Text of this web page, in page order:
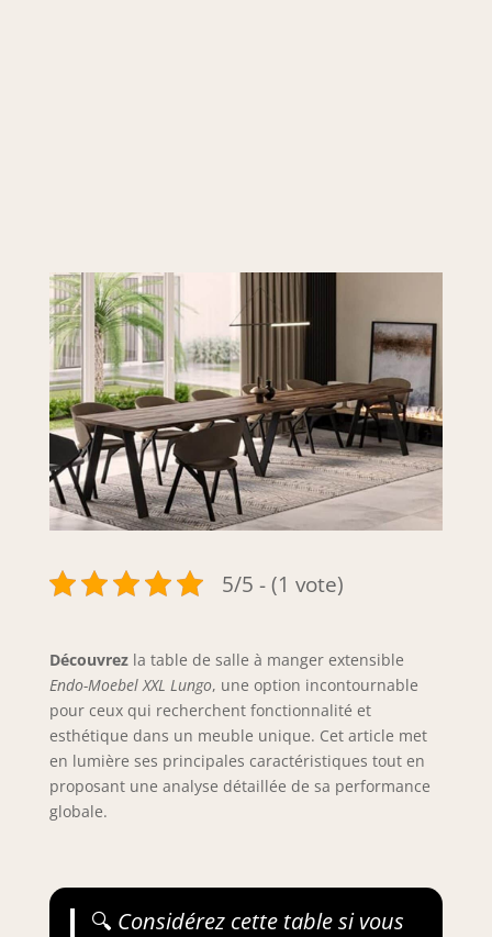
5/5 - (1 vote)
Découvrezla table de salle à manger extensible
Endo-Moebel XXL Lungo, une option incontournable
pour ceux qui recherchent fonctionnalité et
esthétique dans un meuble unique. Cet article met
en lumière ses principales caractéristiques tout en
proposant une analyse détaillée de sa performance
globale.
🔍 Considérez cette table si vous